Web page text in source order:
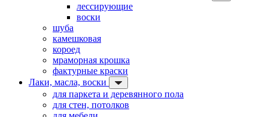
лессирующие
воски
шуба
камешковая
короед
мраморная крошка
фактурные краски
Лаки, масла, воски
для паркета и деревянного пола
для стен, потолков